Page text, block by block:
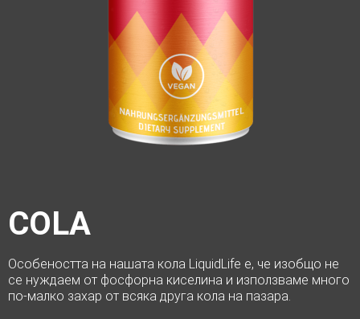
COLA
Особеността на нашата кола LiquidLife е, че изобщо не
се нуждаем от фосфорна киселина и използваме много
по-малко захар от всяка друга кола на пазара.